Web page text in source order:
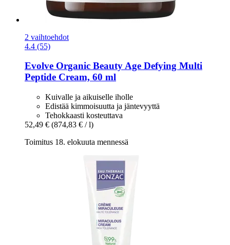
2 vaihtoehdot
4.4 (55)
Evolve Organic BeautyAge Defying Multi
Peptide Cream, 60 ml
Kuivalle ja aikuiselle iholle
Edistää kimmoisuutta ja jäntevyyttä
Tehokkaasti kosteuttava
52,49 € (874,83 € / l)
Toimitus 18. elokuuta mennessä